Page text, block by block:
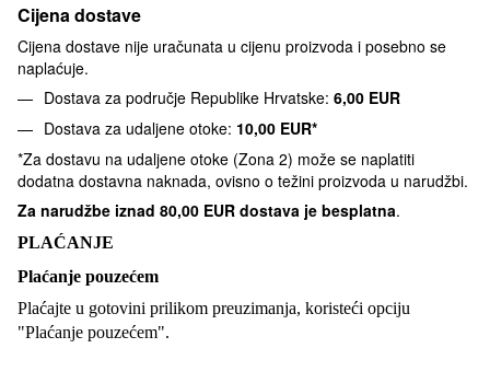
Cijena dostave
Cijena dostave nije uračunata u cijenu proizvoda i posebno se
naplaćuje.
Dostava za područje Republike Hrvatske: 6,00 EUR
Dostava za udaljene otoke: 10,00 EUR*
*Za dostavu na udaljene otoke (Zona 2) može se naplatiti
dodatna dostavna naknada, ovisno o težini proizvoda u narudžbi.
Za narudžbe iznad 80,00 EUR dostava je besplatna.
PLAĆANJE
Plaćanje pouzećem
Plaćajte u gotovini prilikom preuzimanja, koristeći opciju
"Plaćanje pouzećem".